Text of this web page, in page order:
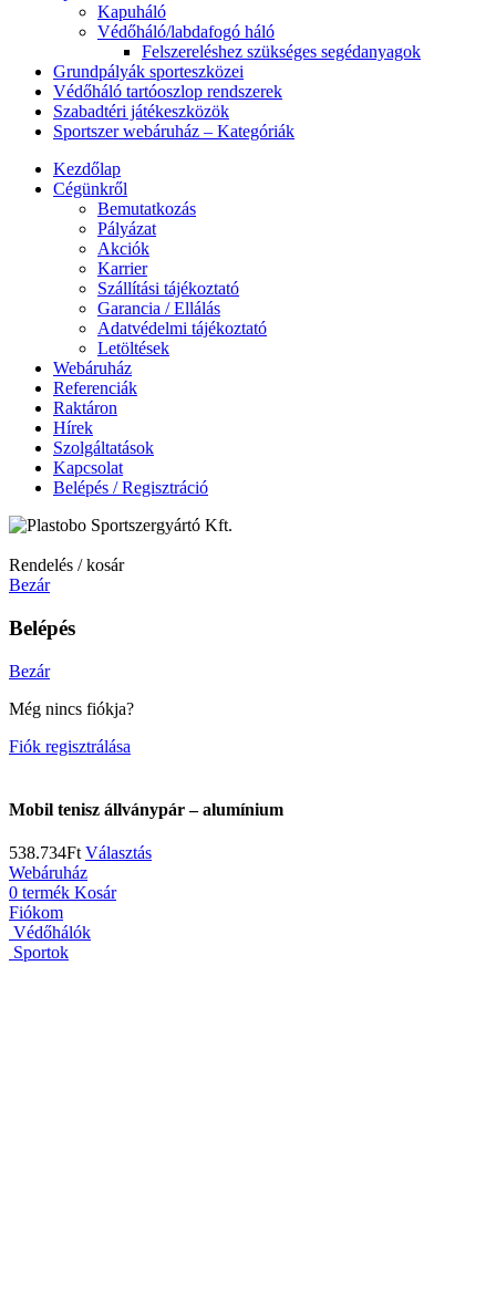
Kapuháló
Védőháló/labdafogó háló
Felszereléshez szükséges segédanyagok
Grundpályák sporteszközei
Védőháló tartóoszlop rendszerek
Szabadtéri játékeszközök
Sportszer webáruház – Kategóriák
Kezdőlap
Cégünkről
Bemutatkozás
Pályázat
Akciók
Karrier
Szállítási tájékoztató
Garancia / Ellálás
Adatvédelmi tájékoztató
Letöltések
Webáruház
Referenciák
Raktáron
Hírek
Szolgáltatások
Kapcsolat
Belépés / Regisztráció
Rendelés / kosár
Bezár
Belépés
Bezár
Még nincs fiókja?
Fiók regisztrálása
Mobil tenisz állványpár – alumínium
538.734Ft Választás
Webáruház
0 termék Kosár
Fiókom
Védőhálók
Sportok